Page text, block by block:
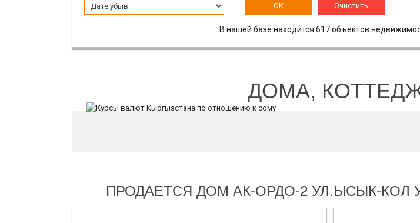
OK Очистить
В нашей базе находится 617 объектов
ДОМА,
ПРОДАЕТСЯ ДОМ АК-ОРДО-2 УЛ.ЫСЫК-КОЛ